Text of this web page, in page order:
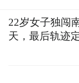
22岁女子独闯
天，最后轨迹